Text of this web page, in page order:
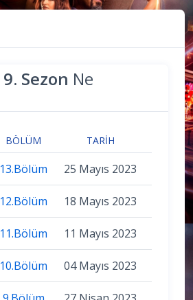
9. Sezon Ne
BÖLÜM TARIH
13.Bölüm 25 Mayıs 2023
12.Bölüm 18 Mayıs 2023
11.Bölüm 11 Mayıs 2023
10.Bölüm 04 Mayıs 2023